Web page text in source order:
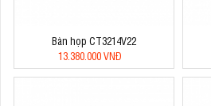
Bàn họp CT3214V22
13.380.000 VNĐ